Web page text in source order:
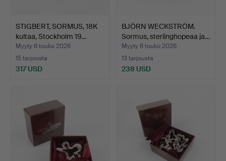
STIGBERT, SORMUS, 18K
kultaa, Stockholm 19…
Myyty 6 touko 2026
15 tarjousta
317 USD
BJÖRN WECKSTRÖM.
Sormus, sterlinghopeaa ja…
Myyty 6 touko 2026
13 tarjousta
238 USD